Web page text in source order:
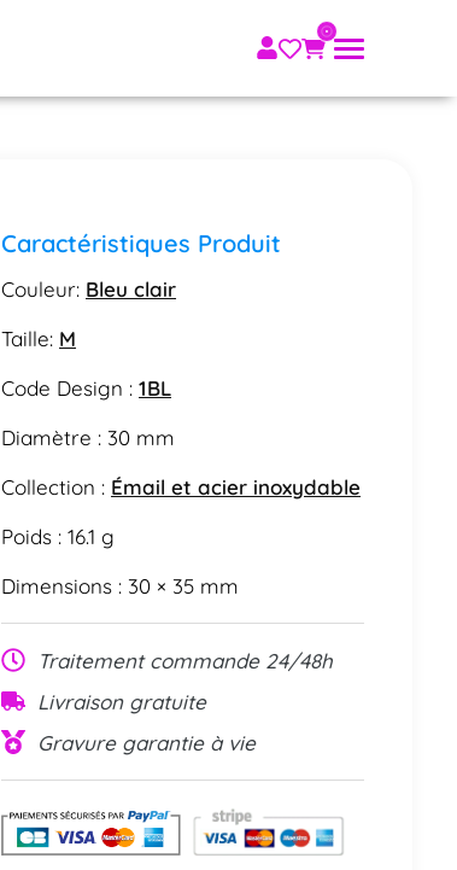
Caractéristiques Produit
Couleur: Bleu clair
Taille: M
Code Design :1BL
Diamètre : 30 mm
Collection : Émail et acier inoxydable
Poids : 16.1 g
Dimensions : 30 × 35 mm
Traitement commande 24/48h
Livraison gratuite
Gravure garantie à vie